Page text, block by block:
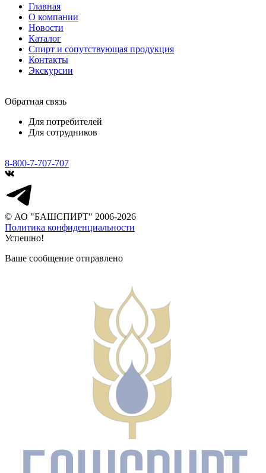
Главная
О компании
Новости
Каталог
Спирт и сопутствующая продукция
Контакты
Экскурсии
Обратная связь
Для потребителей
Для сотрудников
8-800-7-707-707
© АО "БАШСПИРТ" 2006-2026
Политика конфиденциальности
Успешно!
Ваше сообщение отправлено